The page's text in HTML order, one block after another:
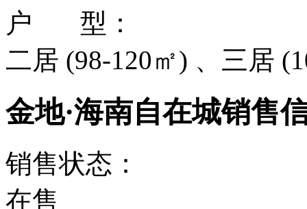
户 型：
二居 (98-120㎡) 、三居
金地·海南自在城销售
销售状态：
在售